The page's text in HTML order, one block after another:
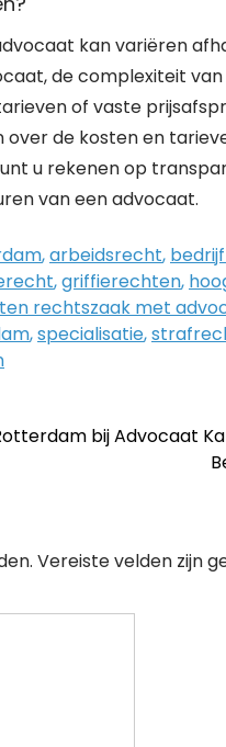
kan variëren
de complexiteit
of vaste
de kosten en
u rekenen op
van een advocaat.
,arbeidsrecht,
,griffierechten,
rechtszaak met
,specialisatie,
bij Advocaat
Vereiste velden zijn